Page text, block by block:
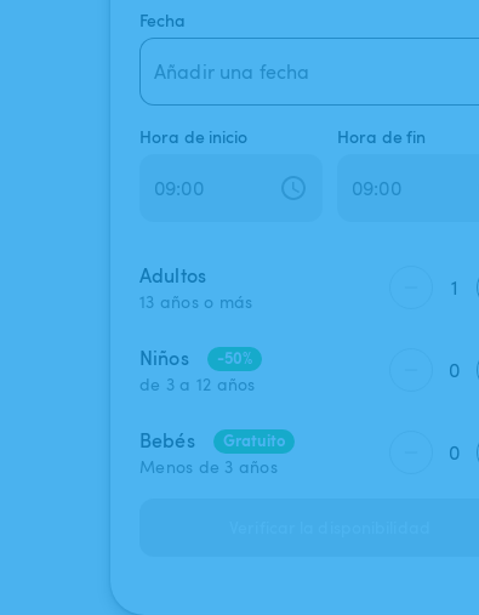
Fecha
Añadir una fecha
Hora de inicio Hora de fin
Adultos
13 años o más
1
Niños
-50%
de 3 a 12 años
0
Bebés
Gratuito
Menos de 3 años
0